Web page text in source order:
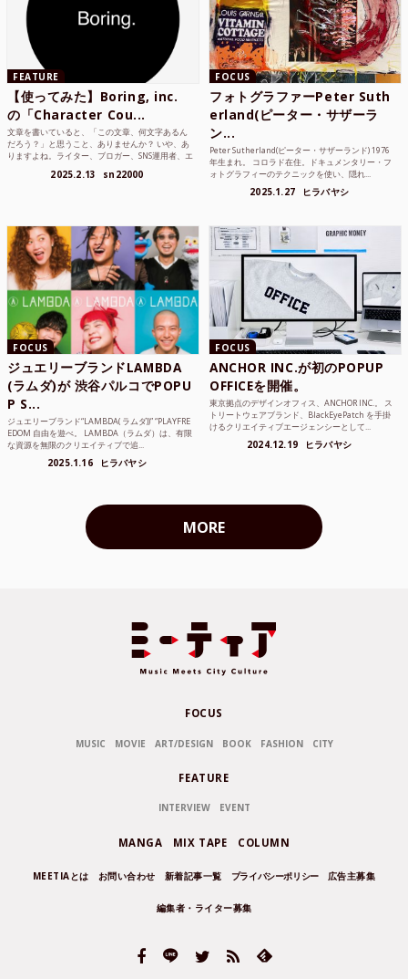
FEATURE
【使ってみた】Boring, inc.
の「Character Cou...
文章を書いていると、「この文章、何文字あるん
だろう？」と思うこと、ありませんか？ いや、あ
りますよね。ライター、ブロガー、SNS運用者、エ
2025.2.13 sn22000
FOCUS
フォトグラファーPeter Suth
erland(ピーター・サザーラ
ン...
Peter Sutherland(ピーター・サザーランド) 1976
年生まれ。 コロラド在住。ドキュメンタリー・フ
ォトグラフィーのテクニックを使い、隠れ...
2025.1.27 ヒラバヤシ
FOCUS
ジュエリーブランドLAMBDA
(ラムダ)が 渋谷パルコでPOPU
P S...
ジュエリーブランド“LAMBDA( ラムダ))” “PLAYFRE
EDOM 自由を遊べ。 LAMBDA（ラムダ）は、有限
な資源を無限のクリエイティブで追...
2025.1.16 ヒラバヤシ
FOCUS
ANCHOR INC.が初のPOPUP
OFFICEを開催。
東京拠点のデザインオフィス、ANCHOR INC.。 ス
トリートウェアブランド、BlackEyePatch を手掛
けるクリエイティブエージェンシーとして...
2024.12.19 ヒラバヤシ
MORE
FOCUS
MUSIC MOVIE ART/DESIGN BOOK FASHION CITY
FEATURE
INTERVIEW EVENT
MANGA MIX TAPE COLUMN
MEETIAとは お問い合わせ 新着記事一覧 プライバシーポリシー 広告主募集
編集者・ライター募集